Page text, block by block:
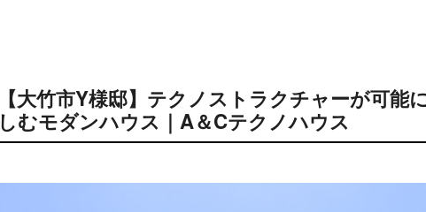
【大竹市Y様邸】テクノストラクチャーが可
しむモダンハウス｜A＆Cテクノハウス